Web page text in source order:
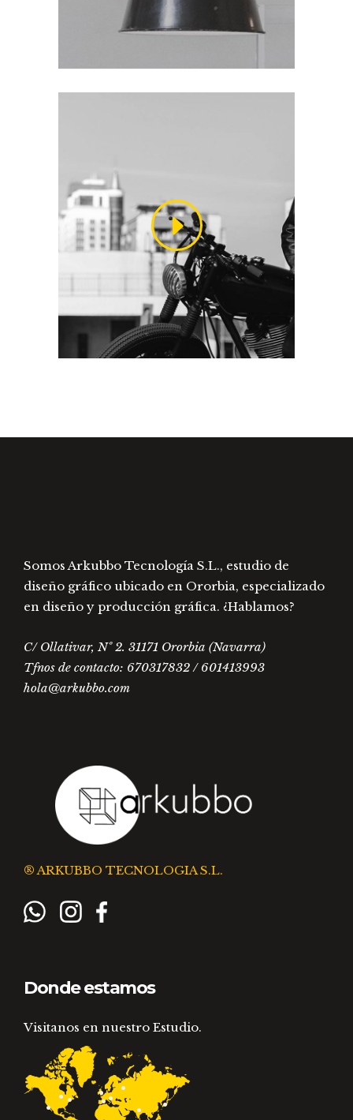
Somos Arkubbo Tecnología S.L., estudio de
diseño gráfico ubicado en Ororbia, especializado
en diseño y producción gráfica. ¿Hablamos?
C/ Ollativar, Nº 2. 31171 Ororbia (Navarra)
Tfnos de contacto: 670317832 / 601413993
hola@arkubbo.com
® ARKUBBO TECNOLOGIA S.L.
Donde estamos
Visitanos en nuestro Estudio.